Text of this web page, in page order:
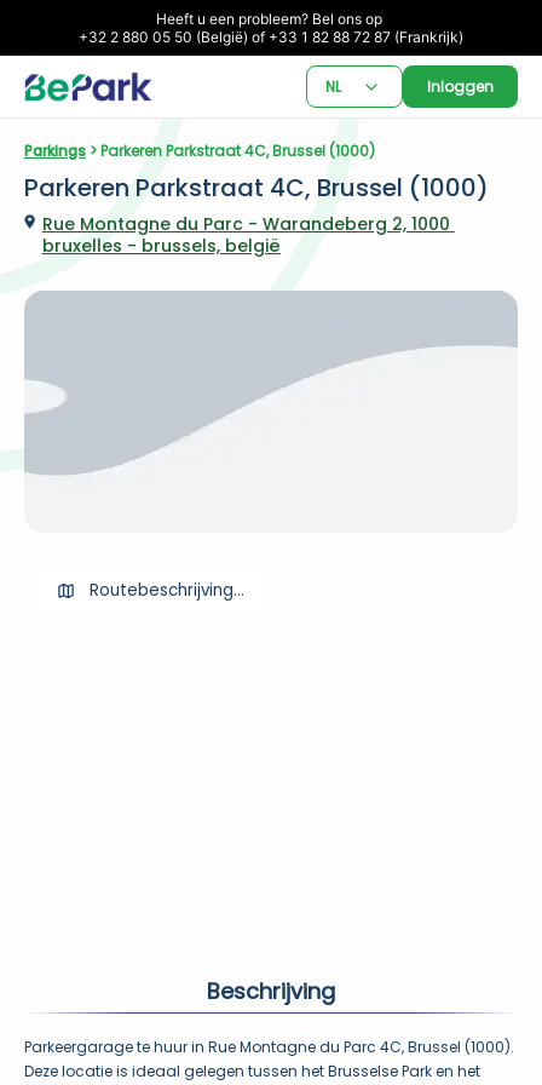
Heeft u een probleem? Bel ons op
+32 2 880 05 50 (België) of +33 1 82 88 72 87 (Frankrijk)
NL Inloggen
Parkings > Parkeren Parkstraat 4C, Brussel (1000)
Parkeren Parkstraat 4C, Brussel (1000)
Rue Montagne du Parc - Warandeberg 2, 1000
bruxelles - brussels, belgië
Routebeschrijving ophalen
Beschrijving
Parkeergarage te huur in Rue Montagne du Parc 4C, Brussel (1000).
Deze locatie is ideaal gelegen tussen het Brusselse Park en het